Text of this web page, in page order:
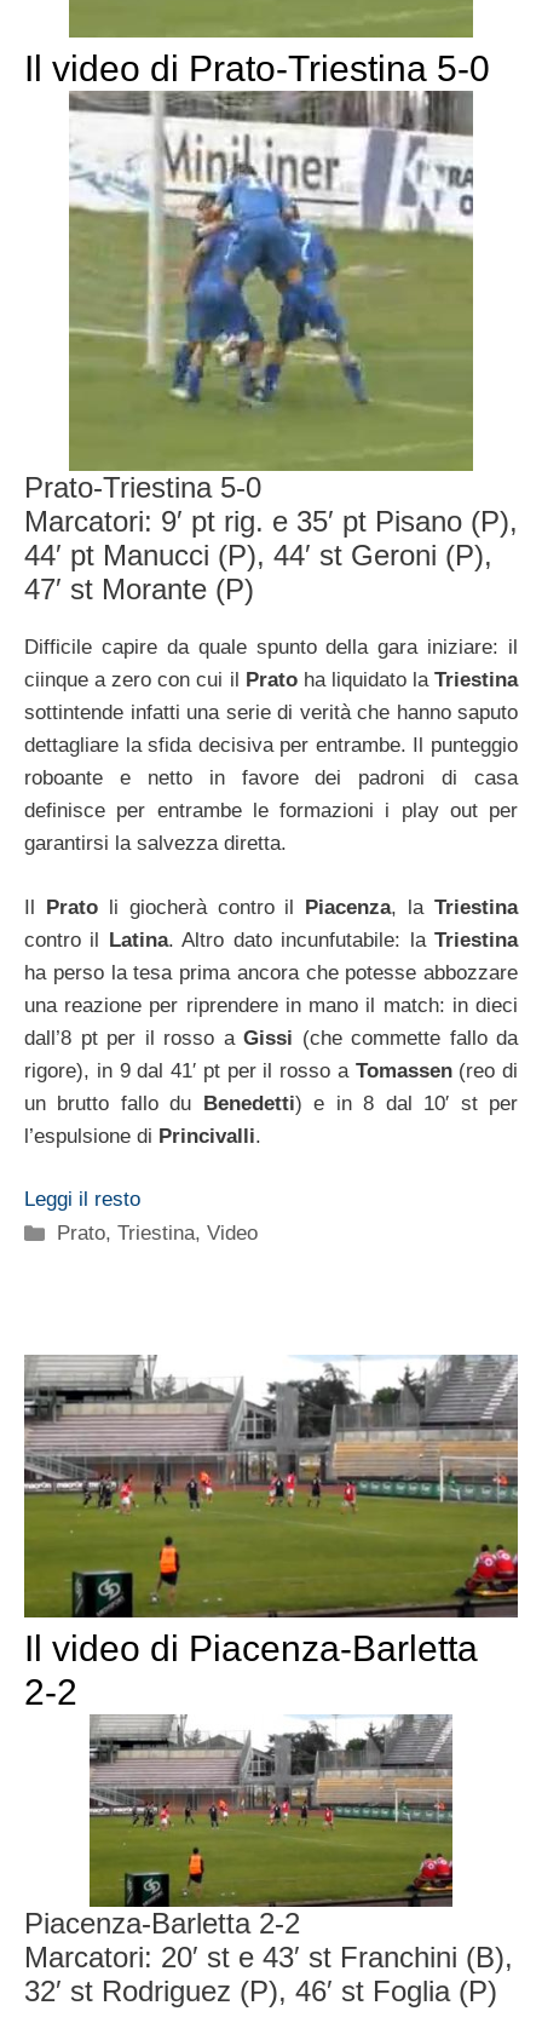
Il video di Prato-Triestina 5-0
Prato-Triestina 5-0
Marcatori: 9′ pt rig. e 35′ pt Pisano (P),
44′ pt Manucci (P), 44′ st Geroni (P),
47′ st Morante (P)
Difficile capire da quale spunto della gara iniziare: il
ciinque a zero con cui il
Pratoha liquidato laTriestina
sottintende infatti una serie di verità che hanno saputo
dettagliare la sfida decisiva per entrambe. Il punteggio
roboante e netto in favore dei padroni di casa
definisce per entrambe le formazioni i play out per
garantirsi la salvezza diretta.
Il Pratoli giocherà contro il Piacenza, la Triestina
contro il Latina. Altro dato incunfutabile: laTriestina
ha perso la tesa prima ancora che potesse abbozzare
una reazione per riprendere in mano il match: in dieci
dall’8 pt per il rosso a Gissi (che commette fallo da
rigore), in 9 dal 41′ pt per il rosso a Tomassen(reo di
un brutto fallo du Benedetti) e in 8 dal 10′ st per
l’espulsione di Princivalli.
Leggi il resto
Categorie
Prato,Triestina,Video
Il video di Piacenza-Barletta
2-2
Piacenza-Barletta 2-2
Marcatori: 20′ st e 43′ st Franchini (B),
32′ st Rodriguez (P), 46′ st Foglia (P)